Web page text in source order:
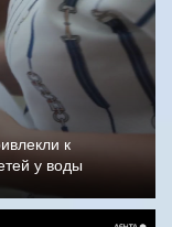
к
у воды